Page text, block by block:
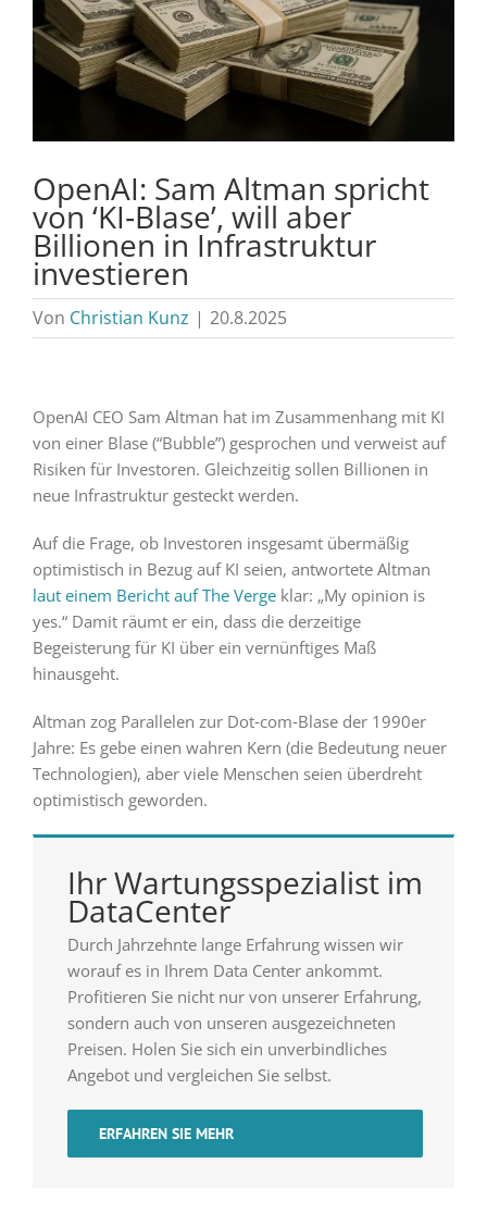
OpenAI: Sam Altman spricht
von ‘KI‑Blase’, will aber
Billionen in Infrastruktur
investieren
Von Christian Kunz | 20.8.2025
OpenAI CEO Sam Altman hat im Zusammenhang mit KI
von einer Blase (“Bubble”) gesprochen und verweist auf
Risiken für Investoren. Gleichzeitig sollen Billionen in
neue Infrastruktur gesteckt werden.
Auf die Frage, ob Investoren insgesamt übermäßig
optimistisch in Bezug auf KI seien, antwortete Altman
laut einem Bericht auf The Vergeklar: „My opinion is
yes.“ Damit räumt er ein, dass die derzeitige
Begeisterung für KI über ein vernünftiges Maß
hinausgeht.
Altman zog Parallelen zur Dot‑com‑Blase der 1990er
Jahre: Es gebe einen wahren Kern (die Bedeutung neuer
Technologien), aber viele Menschen seien überdreht
optimistisch geworden.
Ihr Wartungsspezialist im
DataCenter
Durch Jahrzehnte lange Erfahrung wissen wir
worauf es in Ihrem Data Center ankommt.
Profitieren Sie nicht nur von unserer Erfahrung,
sondern auch von unseren ausgezeichneten
Preisen. Holen Sie sich ein unverbindliches
Angebot und vergleichen Sie selbst.
ERFAHREN SIE MEHR